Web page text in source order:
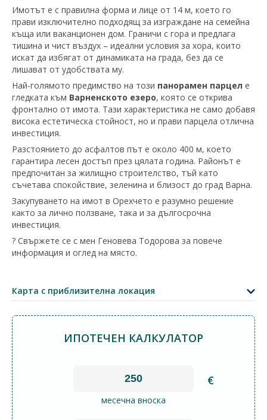
Имотът е с правилна форма и лице от 14 м, което го
прави изключително подходящ за изграждане на семейна
къща или ваканционен дом. Граничи с гора и предлага
тишина и чист въздух – идеални условия за хора, които
искат да избягат от динамиката на града, без да се
лишават от удобствата му.
Най-голямото предимство на този панорамен парцел е
гледката към Варненското езеро, която се открива
фронтално от имота. Тази характеристика не само добавя
висока естетическа стойност, но и прави парцела отлична
инвестиция.
Разстоянието до асфалтов път е около 400 м, което
гарантира лесен достъп през цялата година. Районът е
предпочитан за жилищно строителство, тъй като
съчетава спокойствие, зеленина и близост до град Варна.
Закупуването на имот в Орехчето е разумно решение
както за лично ползване, така и за дългосрочна
инвестиция.
? Свържете се с мен Геновева Тодорова за повече
информация и оглед на място.
Карта с приблизителна локация
ИПОТЕЧЕН КАЛКУЛАТОР
€
месечна вноска